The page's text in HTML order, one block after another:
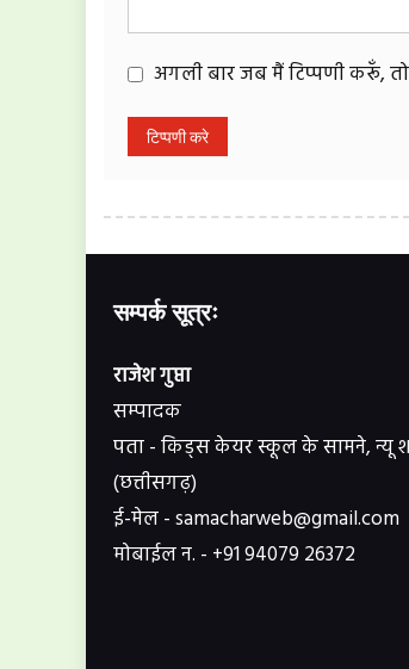
अगली बार जब मैं टिप्पणी करूँ,
सम्पर्क सूत्रः
राजेश गुप्ता
सम्पादक
पता - किड्स केयर स्कूल के सामने, न्यू
(छत्तीसगढ़)
ई-मेल - samacharweb@gmail.com
मोबाईल न. - +91 94079 26372